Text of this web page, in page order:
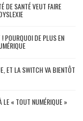
DE SANTÉ VEUT FAIRE
! POURQUOI DE PLUS EN
ET LA SWITCH VA BIENTÔT
LE « TOUT NUMÉRIQUE »